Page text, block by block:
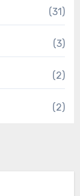
(31)
(3)
(2)
(2)